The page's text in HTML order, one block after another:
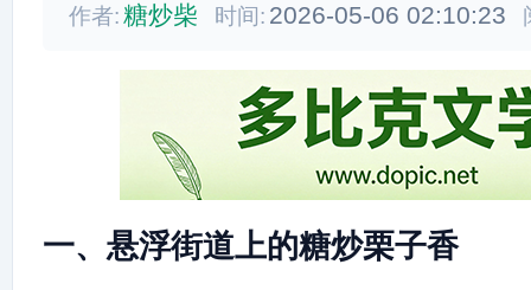
作者:糖炒柴 时间: 2026-05-06 02:10:23
一、悬浮街道上的糖炒栗子香